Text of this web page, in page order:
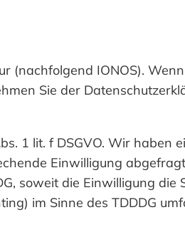
(nachfolgend IONOS).
Sie der
1 lit. f DSGVO. Wir haben
Einwilligung
soweit die Einwilligung
im Sinne des TDDDG